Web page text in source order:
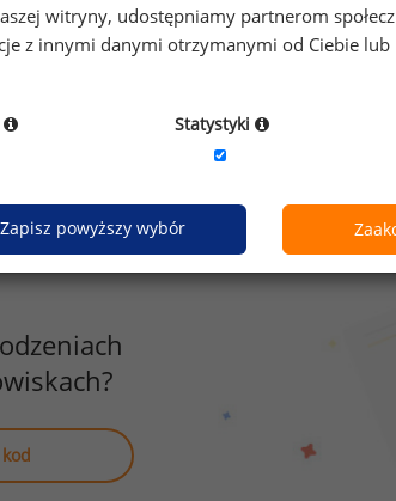
151
witryny, udostępniamy partnerom
z innymi danymi otrzymanymi od Ciebie
Statystyki
Zapisz powyższy wybór